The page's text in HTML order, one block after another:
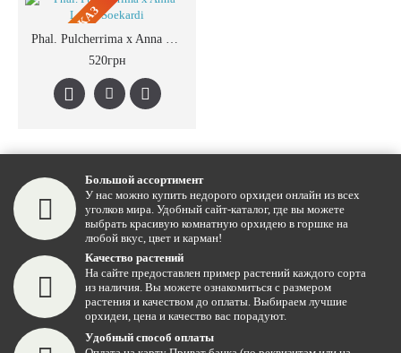
ПРЕДЗАКАЗ
Phal. Pulcherrima x Anna Larati Soekardi
520грн
Большой ассортимент
У нас можно купить недорого орхидеи онлайн из всех
уголков мира. Удобный сайт-каталог, где вы можете
выбрать красивую комнатную орхидею в горшке на
любой вкус, цвет и карман!
Качество растений
На сайте предоставлен пример растений каждого сорта
из наличия. Вы можете ознакомиться с размером
растения и качеством до оплаты. Выбираем лучшие
орхидеи, цена и качество вас порадуют.
Удобный способ оплаты